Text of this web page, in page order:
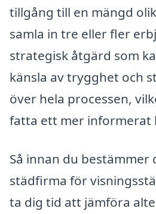
tillgång till en mängd
samla in tre eller fler
strategisk åtgärd som
känsla av trygghet och
över hela processen,
fatta ett mer informerat
Så innan du bestämmer
städfirma för
ta dig tid att jämföra